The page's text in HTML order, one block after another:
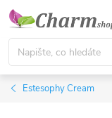
Přejít
obsah
Estesophy Cream